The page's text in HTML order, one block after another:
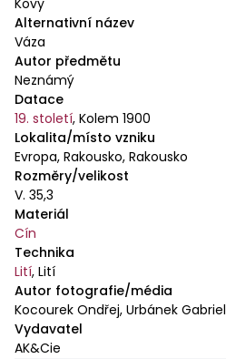
Kovy
Alternativní název
Váza
Autor předmětu
Neznámý
Datace
19. století, Kolem 1900
Lokalita/místo vzniku
Evropa, Rakousko, Rakousko
Rozměry/velikost
V. 35,3
Materiál
Cín
Technika
Lití, Lití
Autor fotografie/média
Kocourek Ondřej, Urbánek Gabriel
Vydavatel
AK&Cie